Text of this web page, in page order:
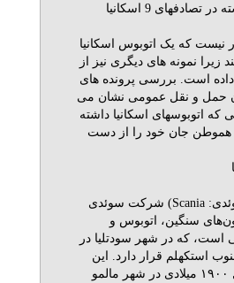
نیست که یک اتوبوس اسکانیا
زیرا نمونه های دیگری نیز از
است. بررسی پرونده های
حمل و نقل عمومی نشان می
تصادفی که اتوبوسهای اسکانیا داشته
اند بیش از 105 هموطن جان خود را از دست
اسکانیا، (به سوئدی: Scania)‏ شرکت سوئدی
سنگین، اتوبوس و
است، که در شهر سودتلیا در
جنوب استکهلم قرار دارد. این
شرکت در سال ۱۹۰۰ میلادی در شهر مالمو